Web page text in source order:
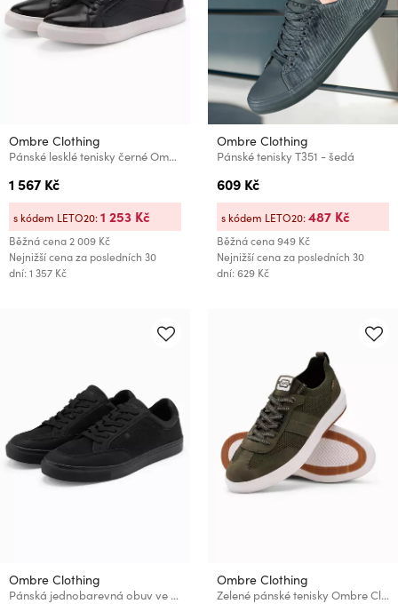
Ombre Clothing
Pánské lesklé tenisky černé Ombre Clothing
1 567 Kč
Běžná cena2 009 Kč
Nejnižší cena za posledních 30
dní: 1 357 Kč
s kódem LETO20:1 253 Kč
Ombre Clothing
Pánské tenisky T351 - šedá
609 Kč
Běžná cena949 Kč
Nejnižší cena za posledních 30
dní: 629 Kč
s kódem LETO20:487 Kč
Ombre Clothing
Pánská jednobarevná obuv ve streetwearovém stylu černé Ombre Clothing
Ombre Clothing
Zelené pánské tenisky Ombre Clothing